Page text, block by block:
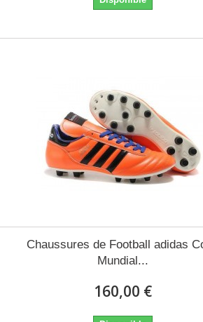
Chaussures de Football adidas
Mundial...
160,00 €